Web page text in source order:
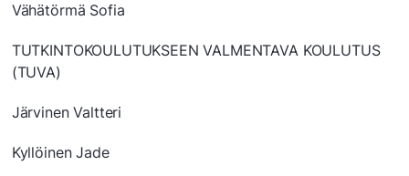
Vähätörmä Sofia
TUTKINTOKOULUTUKSEEN VALMENTAVA KOULUTUS
(TUVA)
Järvinen Valtteri
Kyllöinen Jade